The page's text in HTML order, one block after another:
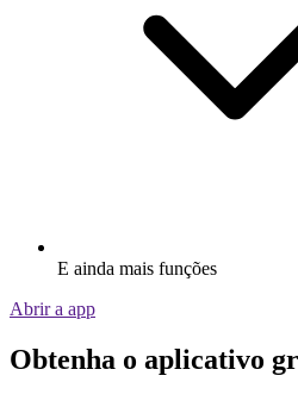
E ainda mais funções
Abrir a app
Obtenha o aplicativo